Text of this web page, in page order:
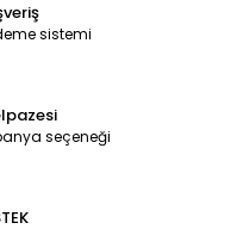
sistemi
seçeneği